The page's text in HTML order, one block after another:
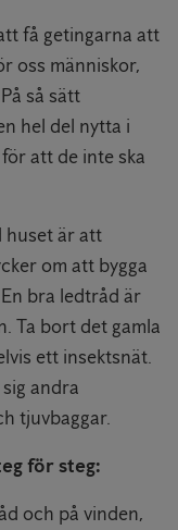
få getingarna att
oss människor,
så sätt
hel del nytta i
att de inte ska
huset är att
om att bygga
bra ledtråd är
Ta bort det gamla
ett insektsnät.
andra
tjuvbaggar.
för steg:
och på vinden,